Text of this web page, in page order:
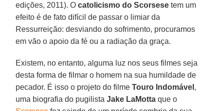
edições, 2011). Ocatolicismo do Scorsese tem um
efeito é de fato difícil de passar o limiar da
Ressurreição: desviando do sofrimento, procuramos
em vão o apoio da fé ou a radiação da graça.
Existem, no entanto, alguma luz nos seus filmes seja
desta forma de filmar o homem na sua humildade de
pecador. É isso o projeto do filmeTouro Indomável ,
uma biografia do pugilistaJake LaMotta que o